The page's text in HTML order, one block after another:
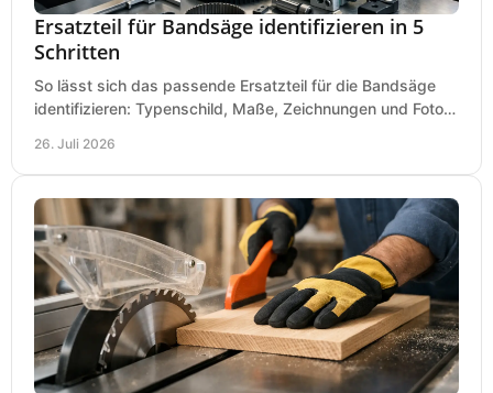
Ersatzteil für Bandsäge identifizieren in 5
Schritten
So lässt sich das passende Ersatzteil für die Bandsäge
identifizieren: Typenschild, Maße, Zeichnungen und Fotos
26. Juli 2026